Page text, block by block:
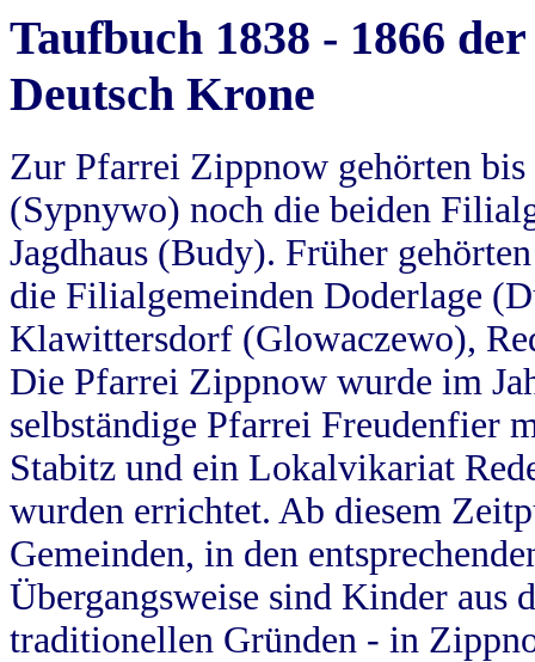
Taufbuch 1838 - 1866
Deutsch Krone
Zur Pfarrei Zippnow gehörten
(Sypnywo) noch die beiden
Jagdhaus (Budy). Früher
die Filialgemeinden Doderlage
Klawittersdorf (Glowaczewo),
Die Pfarrei Zippnow wurde im
selbständige Pfarrei Freudenfier
Stabitz und ein Lokalvikariat
wurden errichtet. Ab diesem
Gemeinden, in den
Übergangsweise sind Kinder aus
traditionellen Gründen - in